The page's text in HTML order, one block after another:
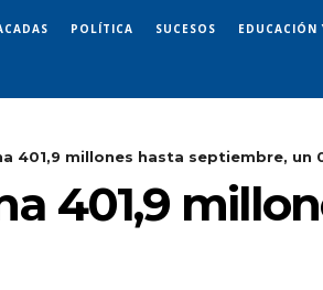
POLÍTICA SUCESOS EDUCACIÓN
401,9 millones hasta septiembre, un
401,9